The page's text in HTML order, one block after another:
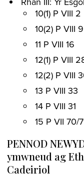
10(1) P VIII 2
10(2) P VIII 9
11 P VIII 16
12(1) P VIII
12(2) P VIII
13 P VIII 33
14 P VIII 31
15 P VII 70/
PENNOD
ymwneud ag
Cadeiriol